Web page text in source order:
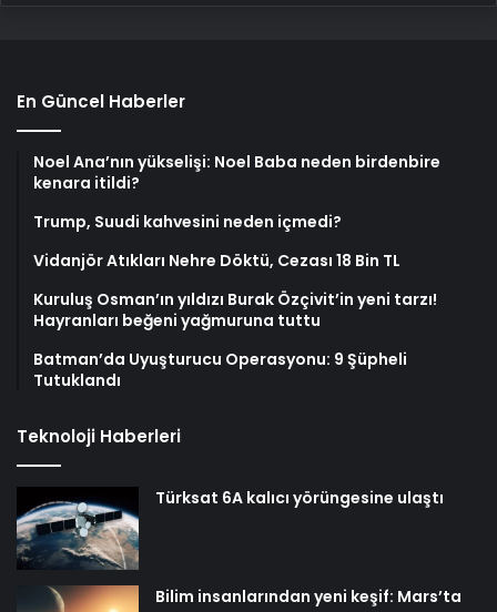
En Güncel Haberler
Noel Ana’nın yükselişi: Noel Baba neden birdenbire
kenara itildi?
Trump, Suudi kahvesini neden içmedi?
Vidanjör Atıkları Nehre Döktü, Cezası 18 Bin TL
Kuruluş Osman’ın yıldızı Burak Özçivit’in yeni tarzı!
Hayranları beğeni yağmuruna tuttu
Batman’da Uyuşturucu Operasyonu: 9 Şüpheli
Tutuklandı
Teknoloji Haberleri
Türksat 6A kalıcı yörüngesine ulaştı
Bilim insanlarından yeni keşif: Mars’ta